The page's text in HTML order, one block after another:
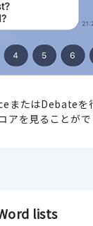
たはDebateを
アを見ることがで
lists